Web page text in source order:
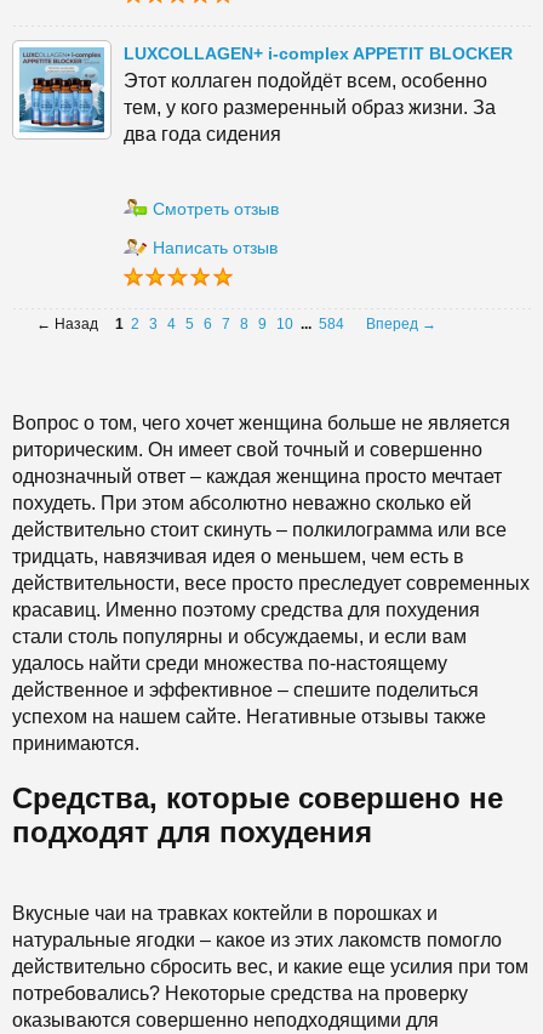
LUXCOLLAGEN+ i-complex APPETIT BLOCKER
Этот коллаген подойдёт всем, особенно
тем, у кого размеренный образ жизни. За
два года сидения
Смотреть отзыв
Написать отзыв
← Назад 1 2 3 4 5 6 7 8 9 10 ... 584 Вперед →
Вопрос о том, чего хочет женщина больше не является
риторическим. Он имеет свой точный и совершенно
однозначный ответ – каждая женщина просто мечтает
похудеть. При этом абсолютно неважно сколько ей
действительно стоит скинуть – полкилограмма или все
тридцать, навязчивая идея о меньшем, чем есть в
действительности, весе просто преследует современных
красавиц. Именно поэтому средства для похудения
стали столь популярны и обсуждаемы, и если вам
удалось найти среди множества по-настоящему
действенное и эффективное – спешите поделиться
успехом на нашем сайте. Негативные отзывы также
принимаются.
Средства, которые совершено не
подходят для похудения
Вкусные чаи на травках коктейли в порошках и
натуральные ягодки – какое из этих лакомств помогло
действительно сбросить вес, и какие еще усилия при том
потребовались? Некоторые средства на проверку
оказываются совершенно неподходящими для